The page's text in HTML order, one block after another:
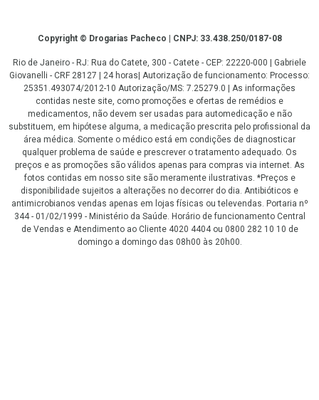
CopyrightCopyright © Drogarias Pacheco | CNPJ: 33.438.250/0187-08
Rio de Janeiro - RJ: Rua do Catete, 300 - Catete - CEP: 22220-000 | Gabriele
Giovanelli - CRF 28127 | 24 horas| Autorização de funcionamento: Processo:
25351.493074/2012-10 Autorização/MS: 7.25279.0 | As informações
contidas neste site, como promoções e ofertas de remédios e
medicamentos, não devem ser usadas para automedicação e não
substituem, em hipótese alguma, a medicação prescrita pelo profissional da
área médica. Somente o médico está em condições de diagnosticar
qualquer problema de saúde e prescrever o tratamento adequado. Os
preços e as promoções são válidos apenas para compras via internet. As
fotos contidas em nosso site são meramente ilustrativas. *Preços e
disponibilidade sujeitos a alterações no decorrer do dia. Antibióticos e
antimicrobianos vendas apenas em lojas físicas ou televendas. Portaria nº
344 - 01/02/1999 - Ministério da Saúde. Horário de funcionamento Central
de Vendas e Atendimento ao Cliente 4020 4404 ou 0800 282 10 10 de
domingo a domingo das 08h00 às 20h00.